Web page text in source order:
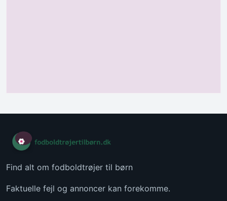
Find alt om fodboldtrøjer til børn
Faktuelle fejl og annoncer kan forekomme.